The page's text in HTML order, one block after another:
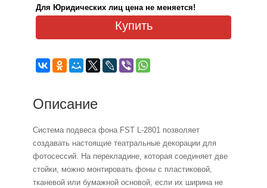
Для Юридических лиц цена не меняется!
Купить
Описание
Система подвеса фона FST L-2801 позволяет
создавать настоящие театральные декорации для
фотосессий. На перекладине, которая соединяет две
стойки, можно монтировать фоны с пластиковой,
тканевой или бумажной основой, если их ширина не